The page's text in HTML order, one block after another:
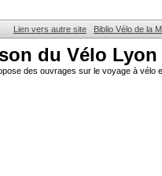
Lien vers autre site Biblio Vélo de la
du Vélo Lyon
des ouvrages sur le voyage à